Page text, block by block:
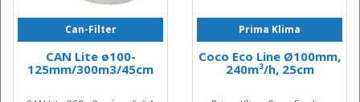
Can-Filter
CAN Lite ø100-
125mm/300m3/45cm
Prima Klima
Coco Eco Line Ø100mm,
240m³/h, 25cm